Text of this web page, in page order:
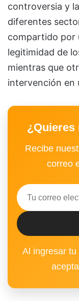
controversia y
diferentes
compartido por
legitimidad de
mientras que
intervención en
¿Quieres
Recibe
correo
Al ingresar